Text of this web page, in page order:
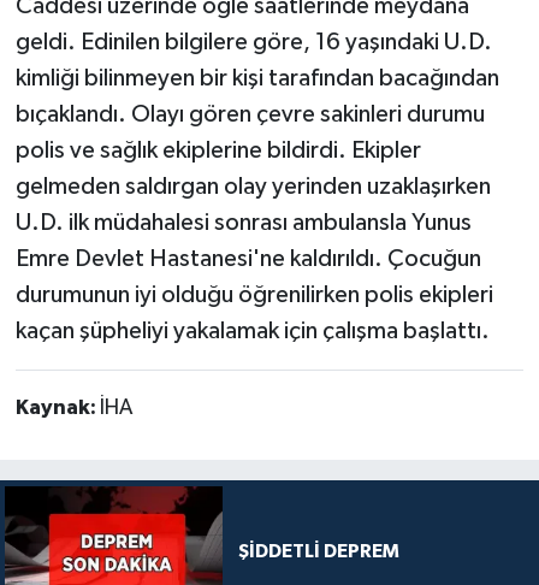
Caddesi üzerinde öğle saatlerinde meydana
geldi. Edinilen bilgilere göre, 16 yaşındaki U.D.
kimliği bilinmeyen bir kişi tarafından bacağından
bıçaklandı. Olayı gören çevre sakinleri durumu
polis ve sağlık ekiplerine bildirdi. Ekipler
gelmeden saldırgan olay yerinden uzaklaşırken
U.D. ilk müdahalesi sonrası ambulansla Yunus
Emre Devlet Hastanesi'ne kaldırıldı. Çocuğun
durumunun iyi olduğu öğrenilirken polis ekipleri
kaçan şüpheliyi yakalamak için çalışma başlattı.
Kaynak: İHA
ŞİDDETLİ DEPREM